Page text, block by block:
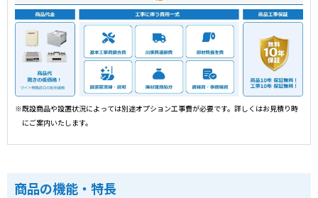
※既設商品や設置状況によっては別途オプション工事費が必要です。詳しくはお見積り時
にご案内いたします。
商品の機能・特長